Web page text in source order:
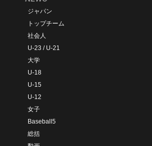
ジャパン
トップチーム
社会人
U-23 / U-21
大学
U-18
U-15
U-12
女子
Baseball5
総括